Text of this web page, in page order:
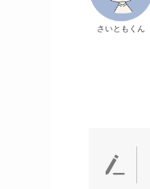
さいともくん